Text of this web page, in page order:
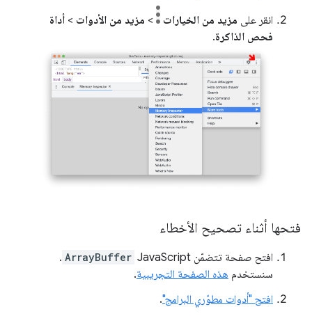
انقر على مزيد من الخيارات > مزيد من الأدوات > أداة
فحص الذاكرة.
فتحها أثناء تصحيح الأخطاء
افتح صفحة تتضمّن JavaScript ArrayBuffer
.
سنستخدم هذه الصفحة التجريبية.
افتح "أدوات مطوّري البرامج".